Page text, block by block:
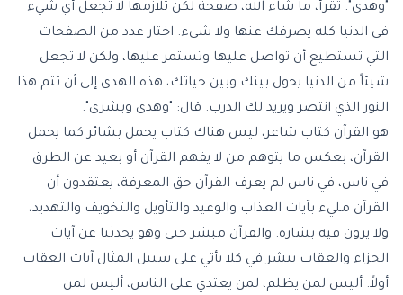
"وهدى". تقرأ، ما شاء الله، صفحة لكن تلازمها لا تجعل أي شيء
في الدنيا كله يصرفك عنها ولا شيء. اختار عدد من الصفحات
التي تستطيع أن تواصل عليها وتستمر عليها، ولكن لا تجعل
شيئاً من الدنيا يحول بينك وبين حياتك، هذه الهدى إلى أن تتم هذا
النور الذي انتصر ويريد لك الدرب. قال: "وهدى وبشرى".
هو القرآن كتاب شاعر، ليس هناك كتاب يحمل بشائر كما يحمل
القرآن، بعكس ما يتوهم من لا يفهم القرآن أو بعيد عن الطرق
في ناس، في ناس لم يعرف القرآن حق المعرفة، يعتقدون أن
القرآن مليء بآيات العذاب والوعيد والتأويل والتخويف والتهديد،
ولا يرون فيه بشارة. والقرآن مبشر حتى وهو يحدثنا عن آيات
الجزاء والعقاب يبشر في كلا يأتي على سبيل المثال آيات العقاب
أولاً. أليس لمن يظلم، لمن يعتدي على الناس، أليس لمن